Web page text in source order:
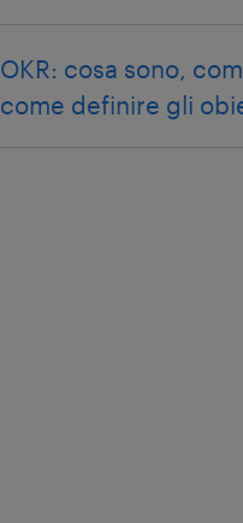
OKR: cosa sono,
come definire gli